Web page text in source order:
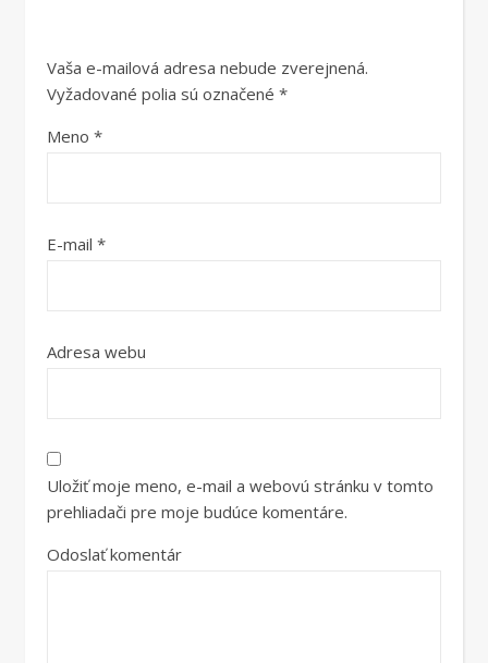
Vaša e-mailová adresa nebude zverejnená.
Vyžadované polia sú označené *
Meno *
E-mail *
Adresa webu
Uložiť moje meno, e-mail a webovú stránku v tomto
prehliadači pre moje budúce komentáre.
Odoslať komentár